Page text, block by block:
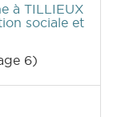
à TILLIEUX
sociale et
6)